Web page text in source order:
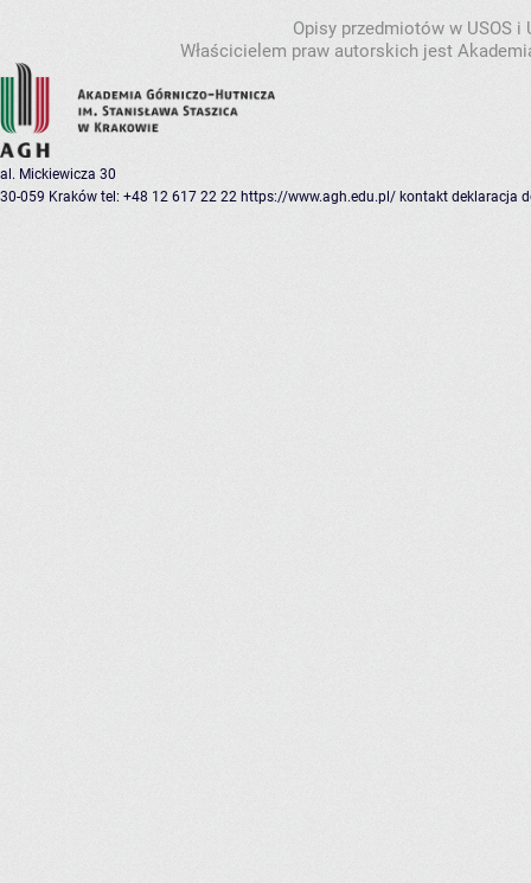
Opisy przedmiotów w USOS
Właścicielem praw autorskich jest
al. Mickiewicza 30
30-059 Kraków tel: +48 12 617 22 22 https://www.agh.edu.pl/ kontakt deklaracja